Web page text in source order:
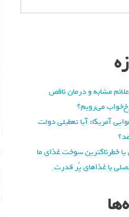
مشابه و درمان ناقص
می‌رویم؟
آمریکا: آیا تعطیلی دولت
یا خطرناکترین سوخت غذای ما
با غذاهای پُر قدرت